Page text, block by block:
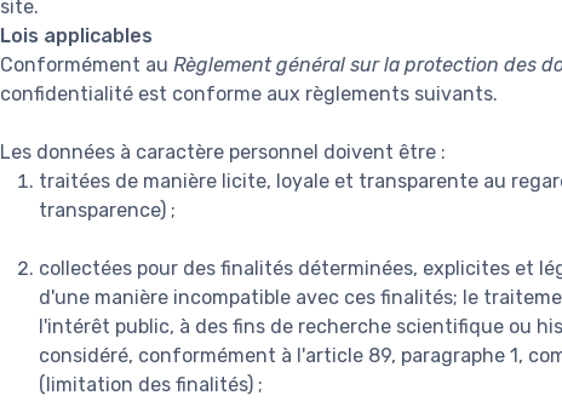
site.
Lois applicables
Conformément au Règlement général sur la protection des
confidentialité est conforme aux règlements suivants.
Les données à caractère personnel doivent être :
traitées de manière licite, loyale et transparente au
transparence) ;
collectées pour des finalités déterminées, explicites et
d'une manière incompatible avec ces finalités; le
l'intérêt public, à des fins de recherche scientifique ou
considéré, conformément à l'article 89, paragraphe 1,
(limitation des finalités) ;